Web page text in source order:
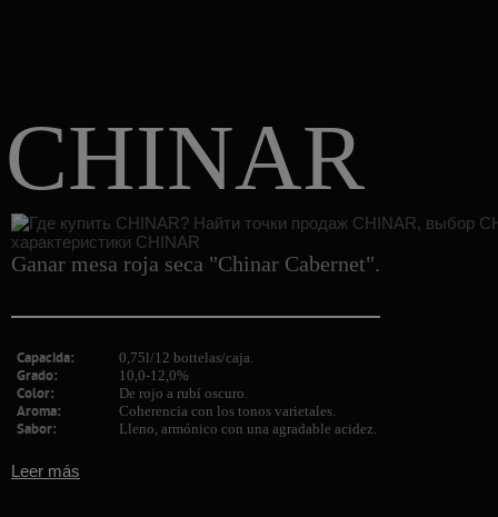
CHINAR
Ganar mesa roja seca "Chinar Cabernet".
Capacida: 0,75l/12 bottelas/caja.
Grado: 10,0-12,0%
Color: De rojo a rubí oscuro.
Aroma: Coherencia con los tonos varietales.
Sabor: Lleno, armónico con una agradable acidez.
Leer más